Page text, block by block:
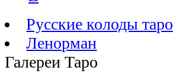
Русские колоды таро
Ленорман
Галереи Таро